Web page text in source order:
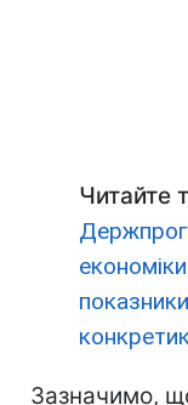
Читайте
Зазначимо,